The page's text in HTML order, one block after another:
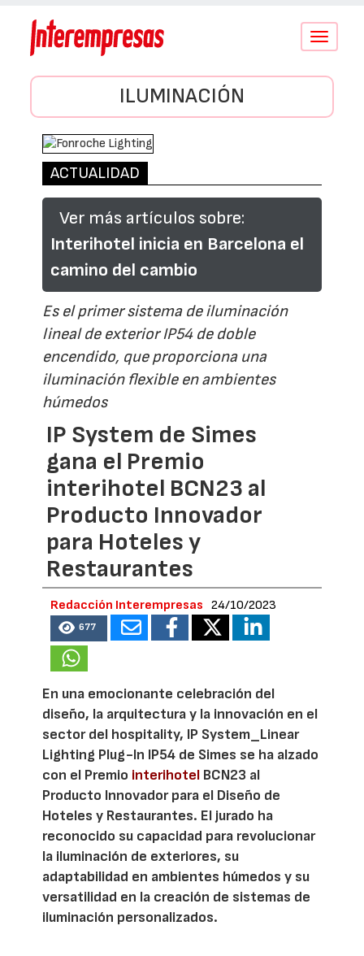
Conmutar
ILUMINACIÓN
ACTUALIDAD
Ver más artículos sobre:
Interihotel inicia en Barcelona el
camino del cambio
Es el primer sistema de iluminación
lineal de exterior IP54 de doble
encendido, que proporciona una
iluminación flexible en ambientes
húmedos
IP System de Simes
gana el Premio
interihotel BCN23 al
Producto Innovador
para Hoteles y
Restaurantes
Redacción Interempresas 24/10/2023
677
En una emocionante celebración del
diseño, la arquitectura y la innovación en el
sector del hospitality, IP System_Linear
Lighting Plug-In IP54 de Simes se ha alzado
con el Premio interihotel BCN23 al
Producto Innovador para el Diseño de
Hoteles y Restaurantes. El jurado ha
reconocido su capacidad para revolucionar
la iluminación de exteriores, su
adaptabilidad en ambientes húmedos y su
versatilidad en la creación de sistemas de
iluminación personalizados.